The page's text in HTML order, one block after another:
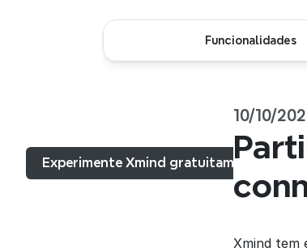
Experimente Xmind gratuitamente
10/10/
Xmind tem
Funcionalidades